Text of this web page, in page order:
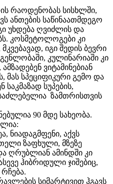
რაოდენობას სისხლში,
ანთების საწინაათმდეგო
უხდება ღვიძლის და
კოსმეტოლოგები კი
მკვებავად, იგი შედის ბევრი
კულინარიაში კი
ვიტამინებიან
მას სპეციფიკური გემო და
საკმაზად სუპების,
ზამთრისთვის
90 მდე სახეობა.
ნიადაგმფენი, აქვს
ზაფხული, მზეზე
ღრუბლიან ამინდში კი
ჰიბრიდული ჯიშებიც,
სიმარტივით ჰგავს